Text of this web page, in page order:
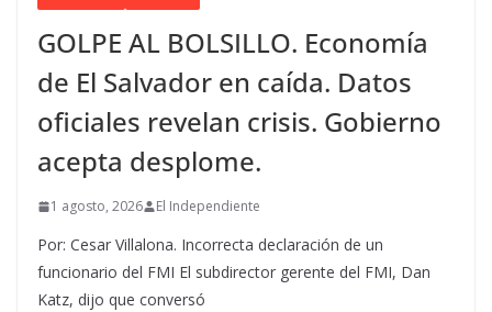
GOLPE AL BOLSILLO. Economía
de El Salvador en caída. Datos
oficiales revelan crisis. Gobierno
acepta desplome.
1 agosto, 2026 El Independiente
Por: Cesar Villalona. Incorrecta declaración de un
funcionario del FMI El subdirector gerente del FMI, Dan
Katz, dijo que conversó